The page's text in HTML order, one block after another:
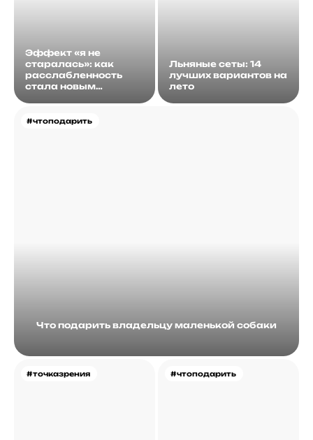
Эффект «я не
старалась»: как
расслабленность
стала новым
#чтоподарить
Что подарить владельцу маленькой собаки
Льняные сеты: 14
лучших вариантов на
лето
#точказрения #чтоподарить